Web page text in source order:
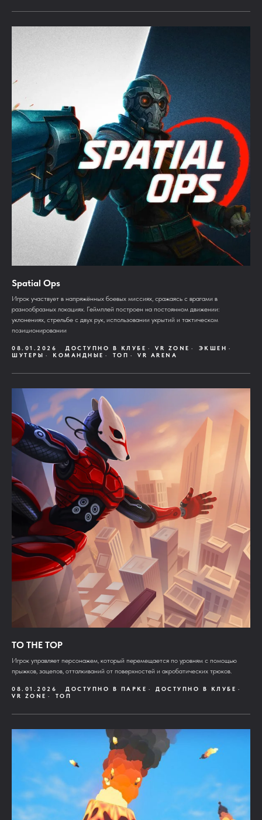
Spatial Ops
Игрок участвует в напряжённых боевых миссиях, сражаясь с врагами в
разнообразных локациях. Геймплей построен на постоянном движении:
уклонениях, стрельбе с двух рук, использовании укрытий и тактическом
позиционировании
08.01.2026 ДОСТУПНО В КЛУБЕ VR ZONE
ЭКШЕН
ШУТЕРЫ
КОМАНДНЫЕ ТОП VR ARENA
TO THE TOP
Игрок управляет персонажем, который перемещается по уровням с помощью
прыжков, зацепов, отталкиваний от поверхностей и акробатических трюков.
08.01.2026 ДОСТУПНО В ПАРКЕ
ДОСТУПНО В КЛУБЕ
VR ZONE
ТОП